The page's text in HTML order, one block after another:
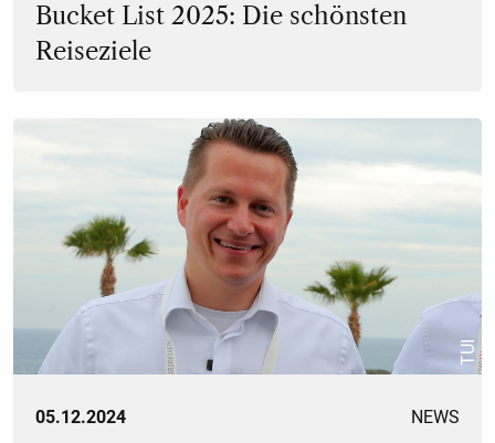
Bucket List 2025: Die schönsten
Reiseziele
TUI
05.12.2024 NEWS